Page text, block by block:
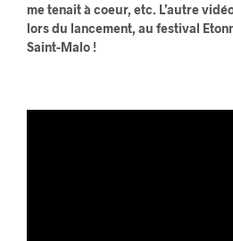
me tenait à coeur, etc. L’autre
lors du lancement, au festival
Saint-Malo !